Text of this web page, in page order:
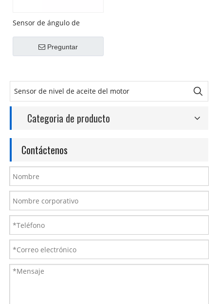
Sensor de ángulo de
No. 0025428018
Preguntar
Categoria de producto
Contáctenos